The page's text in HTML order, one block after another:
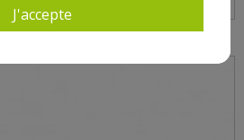
J'accepte